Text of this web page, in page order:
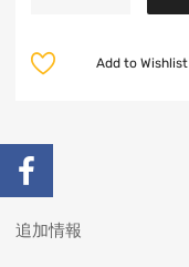
Add to Wishlist
説明
追加情報